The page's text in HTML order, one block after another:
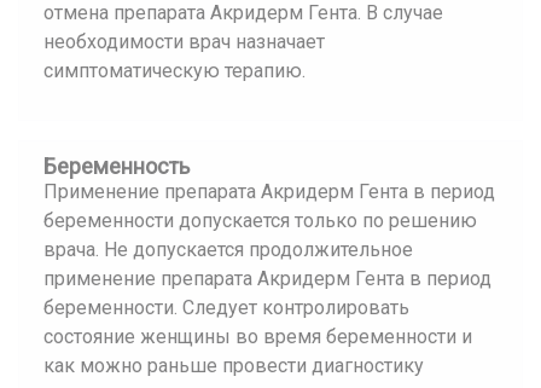
отмена препарата Акридерм Гента. В случае
необходимости врач назначает
симптоматическую терапию.
Беременность
Применение препарата Акридерм Гента в период
беременности допускается только по решению
врача. Не допускается продолжительное
применение препарата Акридерм Гента в период
беременности. Следует контролировать
состояние женщины во время беременности и
как можно раньше провести диагностику